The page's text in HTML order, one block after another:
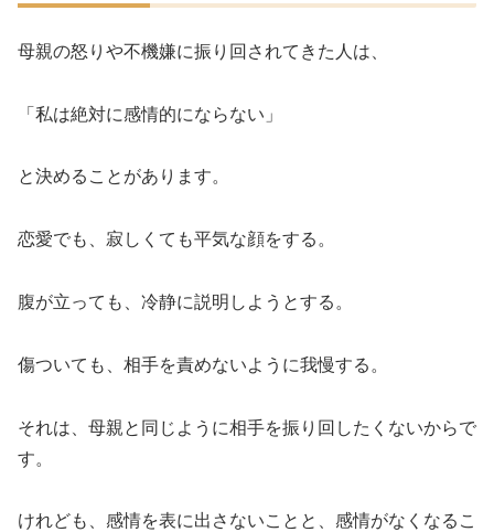
母親の怒りや不機嫌に振り回されてきた人は、
「私は絶対に感情的にならない」
と決めることがあります。
恋愛でも、寂しくても平気な顔をする。
腹が立っても、冷静に説明しようとする。
傷ついても、相手を責めないように我慢する。
それは、母親と同じように相手を振り回したくないからで
す。
けれども、感情を表に出さないことと、感情がなくなるこ